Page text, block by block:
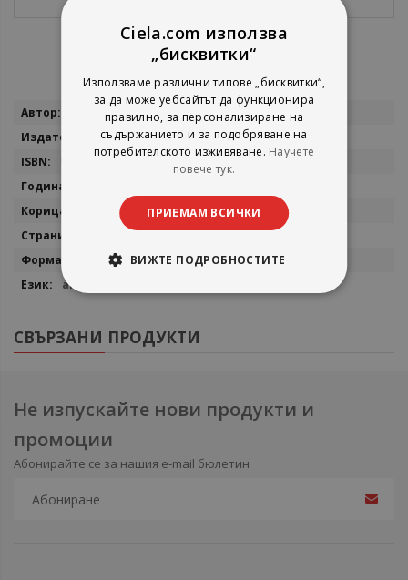
Повече
Haruki Murakami
Harvill Secker
9781846559211
твърда
13,5 х 20,5 см.
английски
СВЪРЗАНИ ПРОДУКТИ
Не изпускайте нови продукти и
промоции
Абонирайте се за нашия e-mail бюлетин
Ciela.com използва
„бисквитки“
Използваме различни типове „бисквитки“,
за да може уебсайтът да функционира
правилно, за персонализиране на
съдържанието и за подобряване на
потребителското изживяване. Научете
повече тук.
ПРИЕМАМ ВСИЧКИ
ВИЖТЕ ПОДРОБНОСТИТЕ